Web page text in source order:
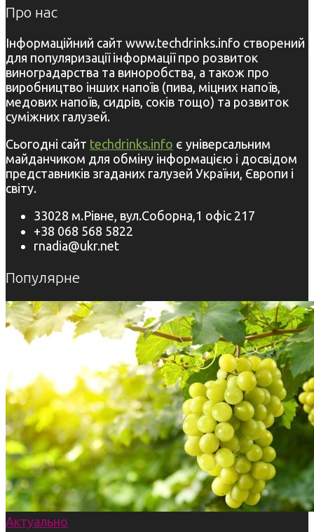
Про нас
Інформаційний сайт www.techdrinks.info створений
для популяризації інформації про розвиток
виноградарства та виноробства, а також про
виробництво інших напоїв (пива, міцних напоїв,
медових напоїв, сидрів, соків тощо) та розвиток
суміжних галузей.
Сьогодні сайт techdrinks.info є універсальним
майданчиком для обміну інформацією і досвідом
представників згаданих галузей України, Європи і
світу.
33028 м.Рівне, вул.Соборна,1 офіс 217
+38 068 568 5822
rnadia@ukr.net
Популярне
Актуально